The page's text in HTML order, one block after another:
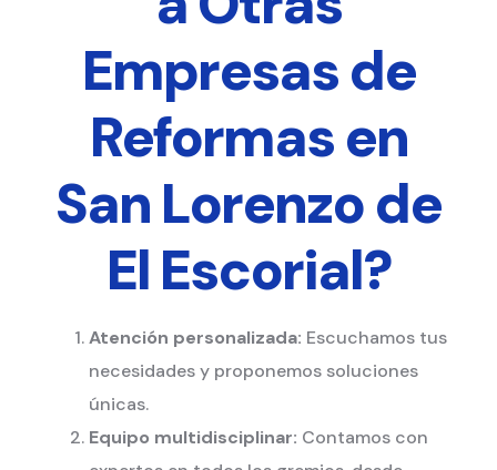
Empresas de
Reformas en
San Lorenzo de
El Escorial?
Atención personalizada: Escuchamos tus
necesidades y proponemos soluciones
únicas.
Equipo multidisciplinar: Contamos con